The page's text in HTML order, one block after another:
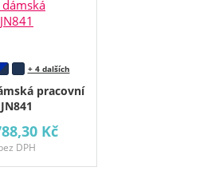
pracovní
JN841
+ 4 dalších
Kč
DPH